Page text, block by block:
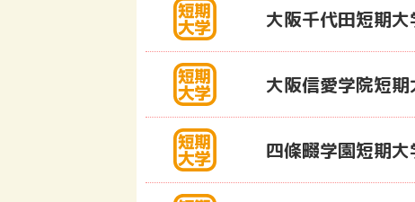
大阪千代田短期大
大阪信愛学院短期
四條畷学園短期大